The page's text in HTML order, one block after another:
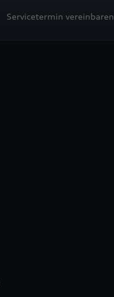
Servicetermin vereinbaren